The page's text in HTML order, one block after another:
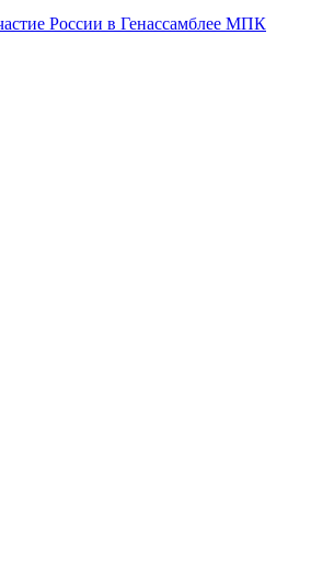
России в Генассамблее МПК